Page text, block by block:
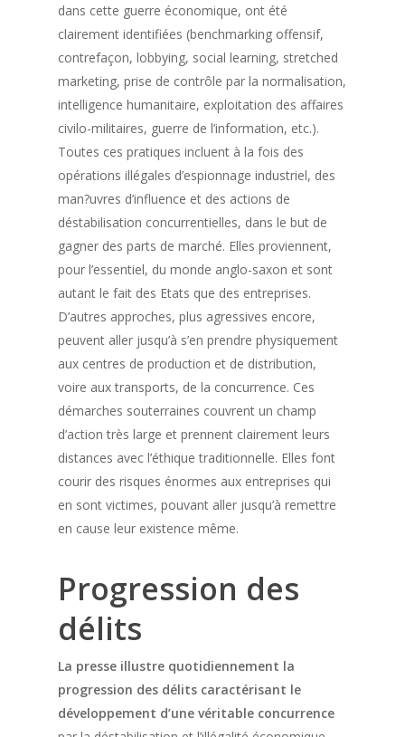
dans cette guerre économique, ont été
clairement identifiées (benchmarking offensif,
contrefaçon, lobbying, social learning, stretched
marketing, prise de contrôle par la normalisation,
intelligence humanitaire, exploitation des affaires
civilo-militaires, guerre de l’information, etc.).
Toutes ces pratiques incluent à la fois des
opérations illégales d’espionnage industriel, des
man?uvres d’influence et des actions de
déstabilisation concurrentielles, dans le but de
gagner des parts de marché. Elles proviennent,
pour l’essentiel, du monde anglo-saxon et sont
autant le fait des Etats que des entreprises.
D’autres approches, plus agressives encore,
peuvent aller jusqu’à s’en prendre physiquement
aux centres de production et de distribution,
voire aux transports, de la concurrence. Ces
démarches souterraines couvrent un champ
d’action très large et prennent clairement leurs
distances avec l’éthique traditionnelle. Elles font
courir des risques énormes aux entreprises qui
en sont victimes, pouvant aller jusqu’à remettre
en cause leur existence même.
Progression des
délits
La presse illustre quotidiennement la
progression des délits caractérisant le
développement d’une véritable concurrence